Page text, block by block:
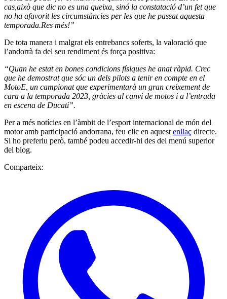
cas,això que dic no es una queixa, sinó la constatació d’un fet que
no ha afavorit les circumstàncies per les que he passat aquesta
temporada.Res més!”
De tota manera i malgrat els entrebancs soferts, la valoració que
l’andorrà fa del seu rendiment és força positiva:
“Quan he estat en bones condicions físiques he anat ràpid. Crec
que he demostrat que sóc un dels pilots a tenir en compte en el
MotoE, un campionat que experimentarà un gran creixement de
cara a la temporada 2023, gràcies al canvi de motos i a l’entrada
en escena de Ducati”.
Per a més notícies en l’àmbit de l’esport internacional de món del
motor amb participació andorrana, feu clic en aquest enllaç directe.
Si ho preferiu però, també podeu accedir-hi des del menú superior
del blog.
Comparteix: